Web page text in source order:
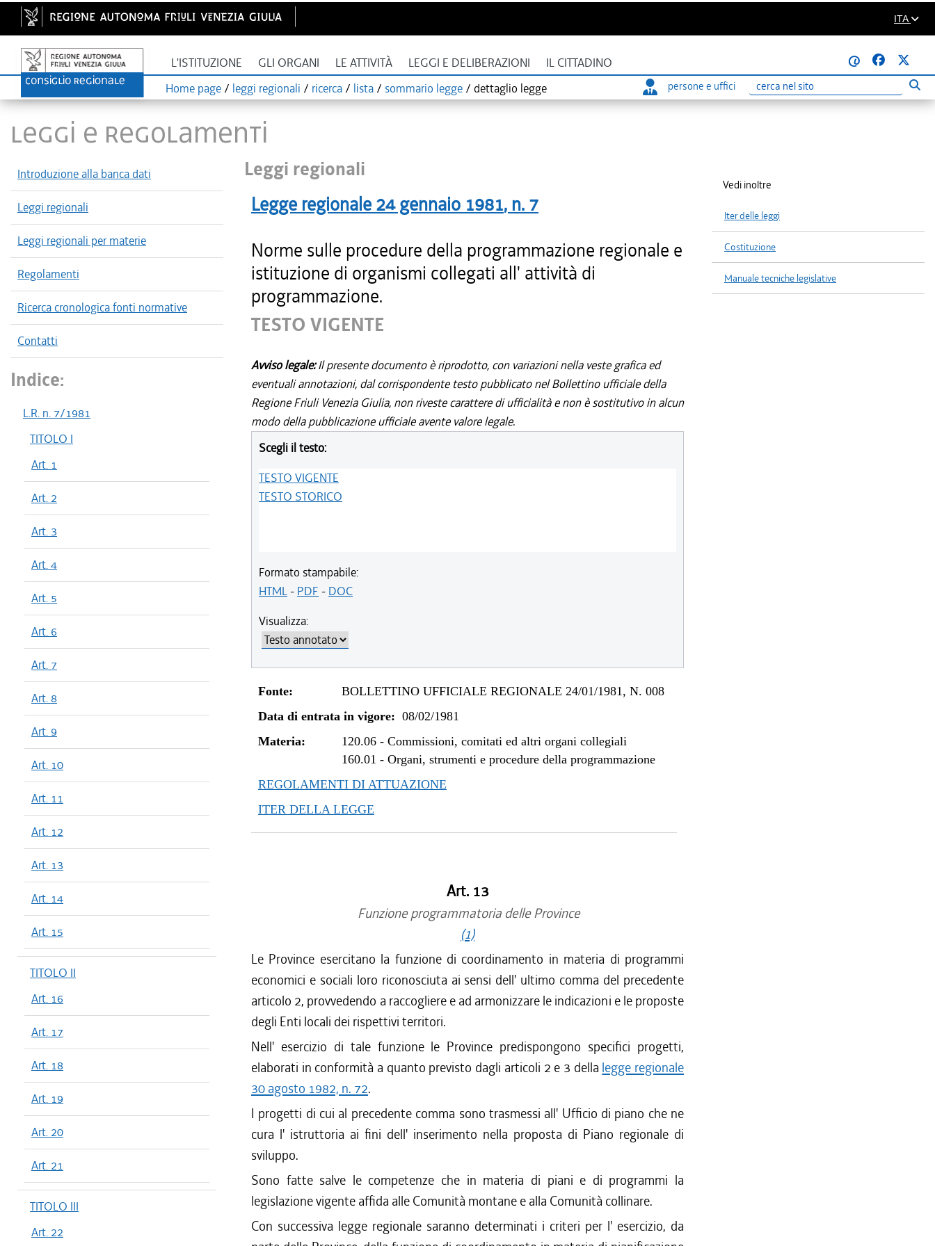
ITA
L'ISTITUZIONE GLI ORGANI LE ATTIVITÀ LEGGI E DELIBERAZIONI IL CITTADINO
@
Home page / leggi regionali / ricerca / lista / sommario legge / dettaglio legge persone e uffici
Ricerca
LEGGI E REGOLAMENTI
Introduzione alla banca dati
Leggi regionali
Leggi regionali per materie
Regolamenti
Ricerca cronologica fonti normative
Contatti
Indice:
L.R. n. 7/1981
TITOLO I
Art. 1
Art. 2
Art. 3
Art. 4
Art. 5
Art. 6
Art. 7
Art. 8
Art. 9
Art. 10
Art. 11
Art. 12
Art. 13
Art. 14
Art. 15
TITOLO II
Art. 16
Art. 17
Art. 18
Art. 19
Art. 20
Art. 21
TITOLO III
Art. 22
Leggi regionali
Legge regionale 24 gennaio 1981, n. 7
Norme sulle procedure della programmazione regionale e
istituzione di organismi collegati all' attività di
programmazione.
TESTO VIGENTE
Avviso legale:Il presente documento è riprodotto, con variazioni nella veste grafica ed
eventuali annotazioni, dal corrispondente testo pubblicato nel Bollettino ufficiale della
Regione Friuli Venezia Giulia, non riveste carattere di ufficialità e non è sostitutivo in alcun
modo della pubblicazione ufficiale avente valore legale.
Scegli il testo:
TESTO VIGENTE
TESTO STORICO
Formato stampabile:
HTML- PDF - DOC
Visualizza:
Fonte:
BOLLETTINO UFFICIALE REGIONALE 24/01/1981, N. 008
Data di entrata in vigore: 08/02/1981
Materia:
120.06 -Commissioni, comitati ed altri organi collegiali
160.01 -Organi, strumenti e procedure della programmazione
REGOLAMENTI DI ATTUAZIONE
ITER DELLA LEGGE
Art. 13
Funzione programmatoria delle Province
(1)
Le Province esercitano la funzione di coordinamento in materia di programmi
economici e sociali loro riconosciuta ai sensi dell' ultimo comma del precedente
articolo 2, provvedendo a raccogliere e ad armonizzare le indicazioni e le proposte
degli Enti locali dei rispettivi territori.
Nell' esercizio di tale funzione le Province predispongono specifici progetti,
elaborati in conformità a quanto previsto dagli articoli 2 e 3 della legge regionale
30 agosto 1982, n. 72.
I progetti di cui al precedente comma sono trasmessi all' Ufficio di piano che ne
cura l' istruttoria ai fini dell' inserimento nella proposta di Piano regionale di
sviluppo.
Sono fatte salve le competenze che in materia di piani e di programmi la
legislazione vigente affida alle Comunità montane e alla Comunità collinare.
Con successiva legge regionale saranno determinati i criteri per l' esercizio, da
Vedi inoltre
Iter delle leggi
Costituzione
Manuale tecniche legislative